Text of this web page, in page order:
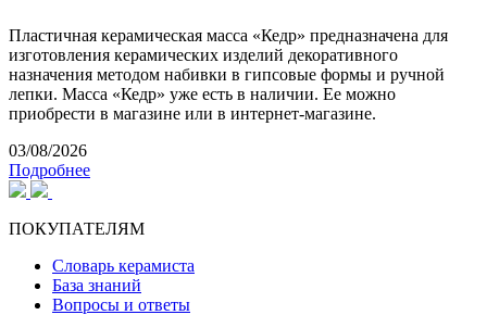
Пластичная керамическая масса «Кедр» предназначена для
изготовления керамических изделий декоративного
назначения методом набивки в гипсовые формы и ручной
лепки. Масса «Кедр» уже есть в наличии. Ее можно
приобрести в магазине или в интернет-магазине.
03/08/2026
Подробнее
ПОКУПАТЕЛЯМ
Словарь керамиста
База знаний
Вопросы и ответы